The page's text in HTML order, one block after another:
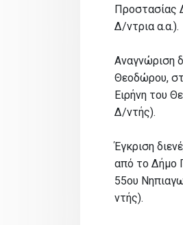
Προστασίας
Δ/ντρια α.α.).
Αναγνώριση
Θεοδώρου,
Ειρήνη του
Δ/ντής).
Έγκριση
από το Δήμο
55ου
ντής).